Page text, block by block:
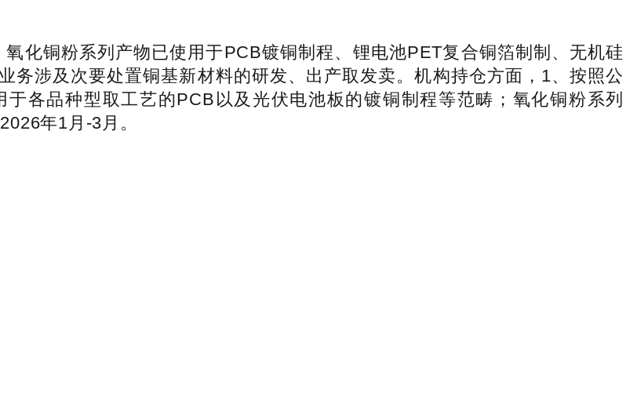
铜粉系列产物已使用于PCB镀铜制程、锂电池PET复合铜箔制制、无机硅
务涉及次要处置铜基新材料的研发、出产取发卖。机构持仓方面，1、按照公
各品种型取工艺的PCB以及光伏电池板的镀铜制程等范畴；氧化铜粉系列
年1月-3月。